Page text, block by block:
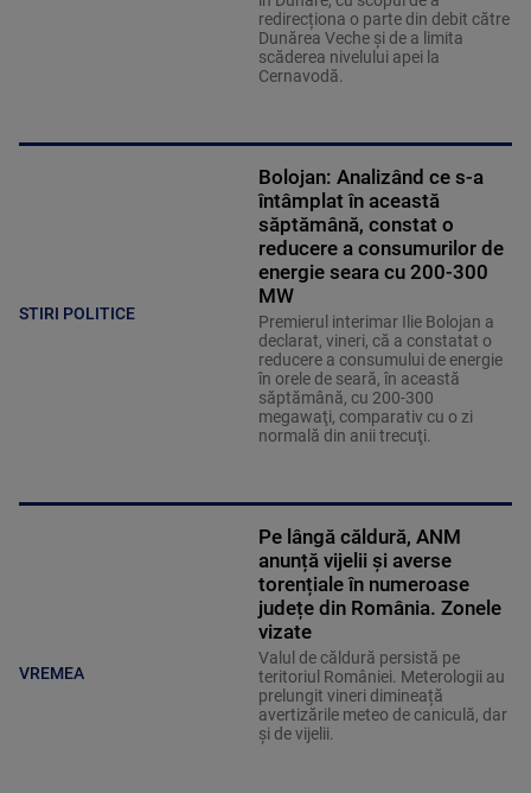
redirecționa o parte din debit către
Dunărea Veche și de a limita
scăderea nivelului apei la
Cernavodă.
STIRI POLITICE
Bolojan: Analizând ce s-a
întâmplat în această
săptămână, constat o
reducere a consumurilor de
energie seara cu 200-300
MW
Premierul interimar Ilie Bolojan a
declarat, vineri, că a constatat o
reducere a consumului de energie
în orele de seară, în această
săptămână, cu 200-300
megawaţi, comparativ cu o zi
normală din anii trecuţi.
VREMEA
Pe lângă căldură, ANM
anunță vijelii și averse
torențiale în numeroase
județe din România. Zonele
vizate
Valul de căldură persistă pe
teritoriul României. Meterologii au
prelungit vineri dimineață
avertizările meteo de caniculă, dar
și de vijelii.